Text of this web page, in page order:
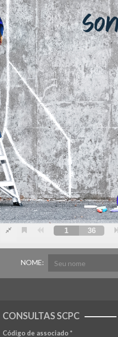
NOME:
CONSULTAS SCPC
Código de associado*